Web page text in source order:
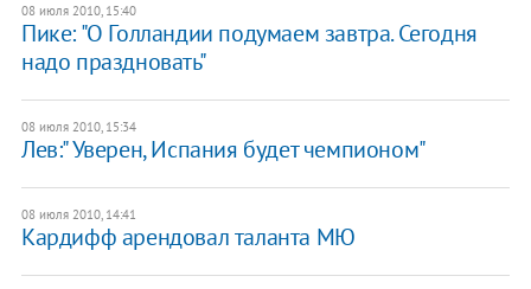
08 июля 2010, 15:40
Пике: "О Голландии подумаем завтра. Сегодня
надо праздновать"
08 июля 2010, 15:34
Лев:" Уверен, Испания будет чемпионом"
08 июля 2010, 14:41
Кардифф арендовал таланта МЮ